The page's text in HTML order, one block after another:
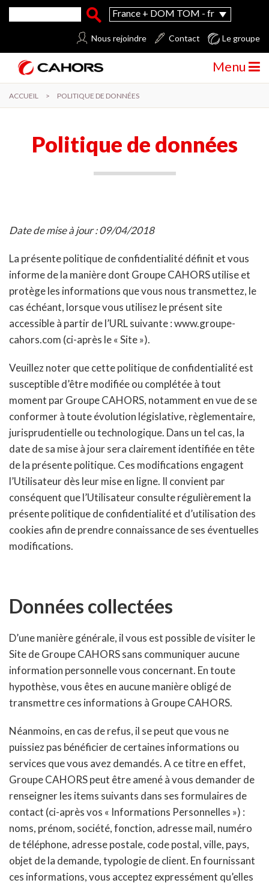
Aller au contenu principal
Formulaire de recherche
Rechercher
France + DOM TOM - fr
Le groupe
Contact
Nous rejoindre
Menu
ACCUEIL > POLITIQUE DE DONNÉES
Politique de données
Date de mise à jour : 09/04/2018
La présente politique de confidentialité définit et vous
informe de la manière dont Groupe CAHORS utilise et
protège les informations que vous nous transmettez, le
cas échéant, lorsque vous utilisez le présent site
accessible à partir de l’URL suivante : www.groupe-
cahors.com (ci-après le « Site »).
Veuillez noter que cette politique de confidentialité est
susceptible d’être modifiée ou complétée à tout
moment par Groupe CAHORS, notamment en vue de se
conformer à toute évolution législative, règlementaire,
jurisprudentielle ou technologique. Dans un tel cas, la
date de sa mise à jour sera clairement identifiée en tête
de la présente politique. Ces modifications engagent
l’Utilisateur dès leur mise en ligne. Il convient par
conséquent que l’Utilisateur consulte régulièrement la
présente politique de confidentialité et d’utilisation des
cookies afin de prendre connaissance de ses éventuelles
modifications.
Données collectées
D’une manière générale, il vous est possible de visiter le
Site de Groupe CAHORS sans communiquer aucune
information personnelle vous concernant. En toute
hypothèse, vous êtes en aucune manière obligé de
transmettre ces informations à Groupe CAHORS.
Néanmoins, en cas de refus, il se peut que vous ne
puissiez pas bénéficier de certaines informations ou
services que vous avez demandés. A ce titre en effet,
Groupe CAHORS peut être amené à vous demander de
renseigner les items suivants dans ses formulaires de
contact (ci-après vos « Informations Personnelles ») :
noms, prénom, société, fonction, adresse mail, numéro
de téléphone, adresse postale, code postal, ville, pays,
objet de la demande, typologie de client. En fournissant
ces informations, vous acceptez expressément qu’elles